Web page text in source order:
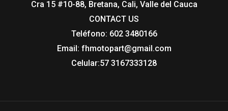
Cra 15 #10-88, Bretana, Cali, Valle del Cauca
CONTACT US​
Teléfono: 602 3480166
Email: fhmotopart@gmail.com
Celular:57 3167333128